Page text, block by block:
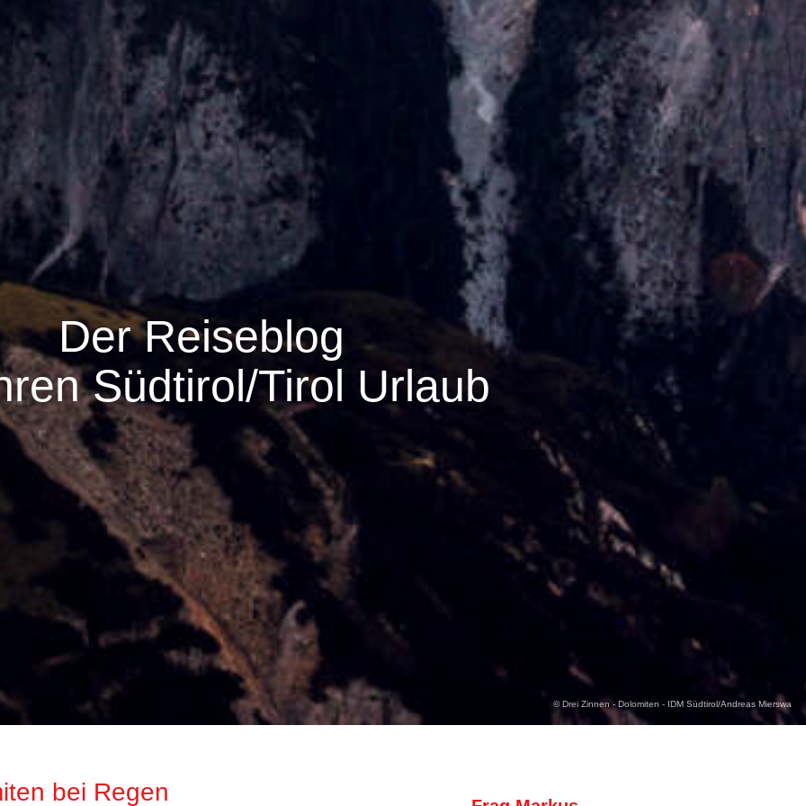
© Drei Zinnen - Dolomiten - IDM Südtirol/Andreas Mierswa
Der Reiseblog
Südtirol/Tirol Urlaub
bei Regen